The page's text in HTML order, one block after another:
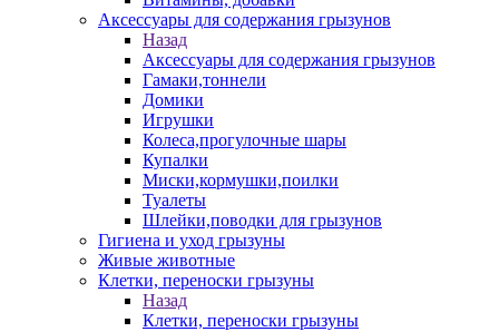
Аксессуары для содержания грызунов
Назад
Аксессуары для содержания грызунов
Гамаки,тоннели
Домики
Игрушки
Колеса,прогулочные шары
Купалки
Миски,кормушки,поилки
Туалеты
Шлейки,поводки для грызунов
Гигиена и уход грызуны
Живые животные
Клетки, переноски грызуны
Назад
Клетки, переноски грызуны